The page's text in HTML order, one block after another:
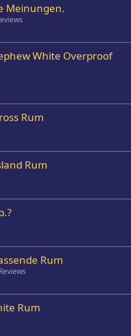
Meinungen.
White Overproof
Rum
Rum
Rum
Rum